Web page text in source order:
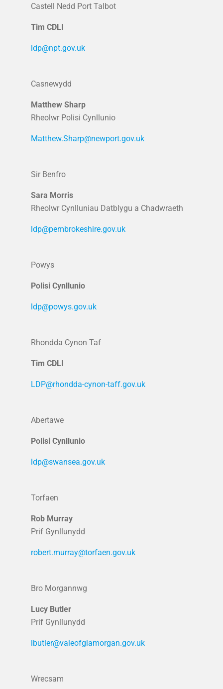
Castell Nedd Port Talbot
Tim CDLI
ldp@npt.gov.uk
Casnewydd
Matthew Sharp
Rheolwr Polisi Cynllunio
Matthew.Sharp@newport.gov.uk
Sir Benfro
Sara Morris
Rheolwr Cynlluniau Datblygu a Chadwraeth
ldp@pembrokeshire.gov.uk
Powys
Polisi Cynllunio
ldp@powys.gov.uk
Rhondda Cynon Taf
Tim CDLI
LDP@rhondda-cynon-taff.gov.uk
Abertawe
Polisi Cynllunio
ldp@swansea.gov.uk
Torfaen
Rob Murray
Prif Gynllunydd
robert.murray@torfaen.gov.uk
Bro Morgannwg
Lucy Butler
Prif Gynllunydd
lbutler@valeofglamorgan.gov.uk
Wrecsam